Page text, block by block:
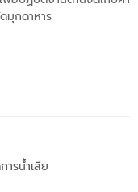
มุกดาหาร
ารน้ำเสีย